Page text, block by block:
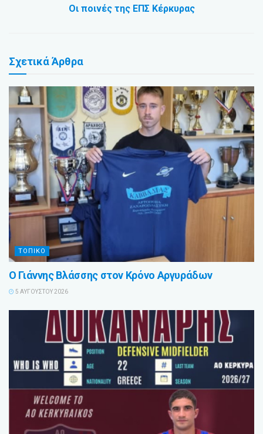
Οι ποινές της ΕΠΣ Κέρκυρας
ΣχετικάΆρθρα
ΤΟΠΙΚΟ
Ο Γιάννης Βλάσσης στον Κρόνο Αργυράδων
5 ΑΥΓΟΎΣΤΟΥ 2026